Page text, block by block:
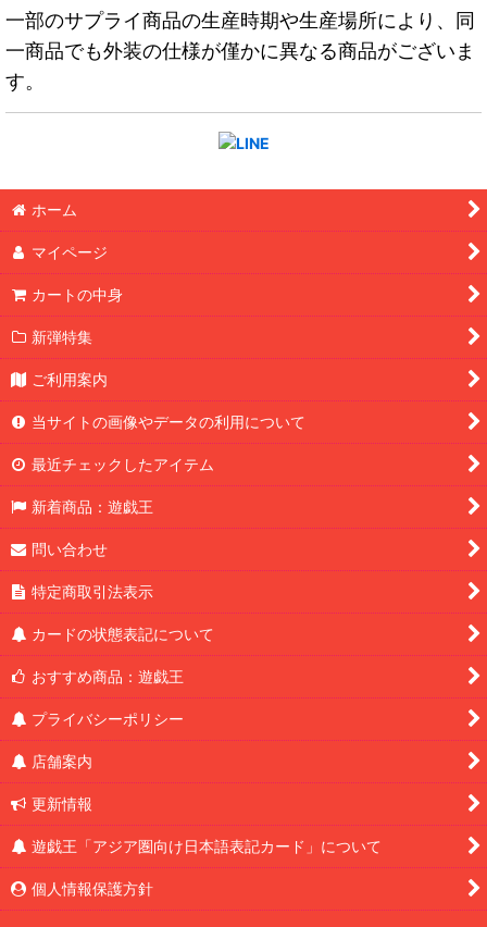
一部のサプライ商品の生産時期や生産場所により、同
一商品でも外装の仕様が僅かに異なる商品がございま
す。
ホーム
マイページ
カートの中身
新弾特集
ご利用案内
当サイトの画像やデータの利用について
最近チェックしたアイテム
新着商品：遊戯王
問い合わせ
特定商取引法表示
カードの状態表記について
おすすめ商品：遊戯王
プライバシーポリシー
店舗案内
更新情報
遊戯王「アジア圏向け日本語表記カード」について
個人情報保護方針